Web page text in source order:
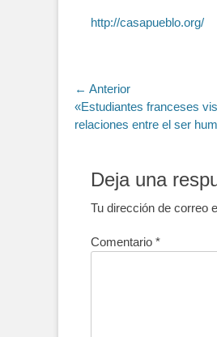
http://casapueblo.org/
Navegación
de
← Anterior
Entrada
anterior:
«Estudiantes franceses
relaciones entre el ser
Deja una
Tu dirección de correo
Comentario *